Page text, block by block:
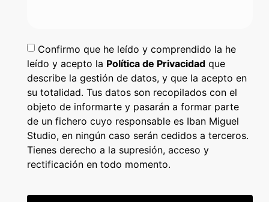
Confirmo que he leído y comprendido la he
leído y acepto la Política de Privacidad que
describe la gestión de datos, y que la acepto en
su totalidad. Tus datos son recopilados con el
objeto de informarte y pasarán a formar parte
de un fichero cuyo responsable es Iban Miguel
Studio, en ningún caso serán cedidos a terceros.
Tienes derecho a la supresión, acceso y
rectificación en todo momento.